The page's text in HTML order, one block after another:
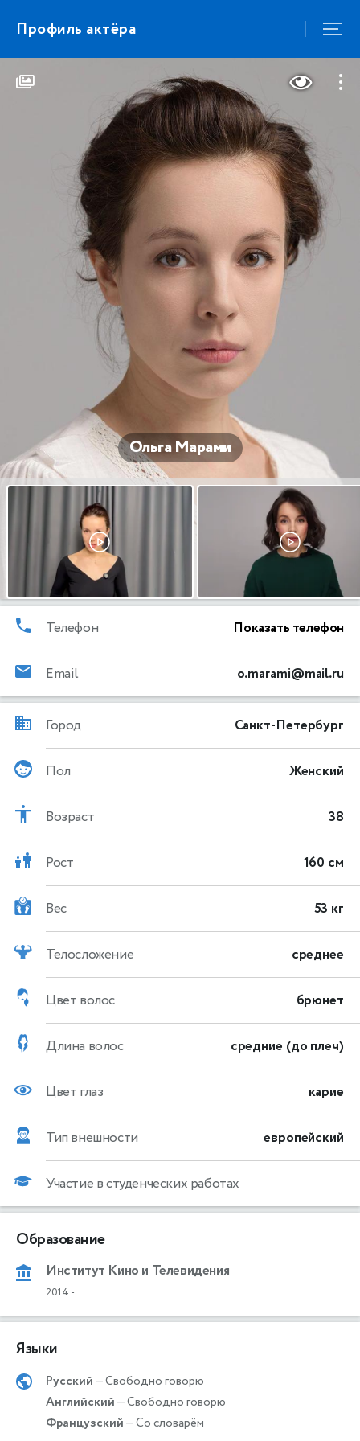
Профиль актёра
Ольга Марами
Телефон Показать телефон
Email o.marami@mail.ru
Город Санкт-Петербург
Пол Женский
Возраст 38
Рост 160 см
Вес 53 кг
Телосложение среднее
Цвет волос брюнет
Длина волос средние (до плеч)
Цвет глаз карие
Тип внешности европейский
Участие в студенческих работах
Образование
Институт Кино и Телевидения
2014 -
Языки
Русский— Свободно говорю
Английский— Свободно говорю
Французский— Со словарём